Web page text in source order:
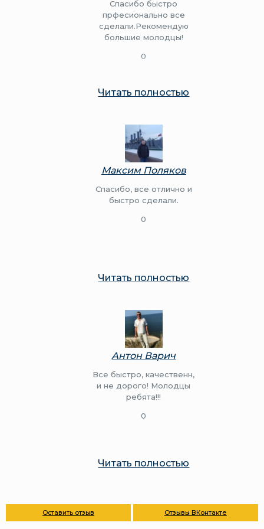
Спасибо быстро
прфесионально все
сделали.Рекомендую
большие молодцы!
0
Читать полностью
Максим Поляков
Спасибо, все отлично и
быстро сделали.
0
Читать полностью
Антон Варич
Все быстро, качественн,
и не дорого! Молодцы
ребята!!!
0
Читать полностью
Оставить отзыв Отзывы ВКонтакте